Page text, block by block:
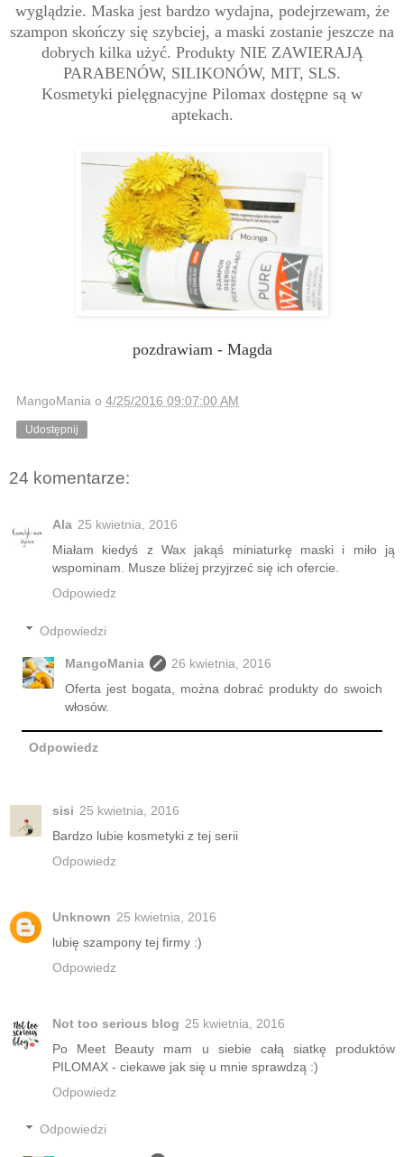
wyglądzie. Maska jest bardzo wydajna, podejrzewam, że
szampon skończy się szybciej, a maski zostanie jeszcze na
dobrych kilka użyć. Produkty NIE ZAWIERAJĄ
PARABENÓW, SILIKONÓW, MIT, SLS.
Kosmetyki pielęgnacyjne Pilomax dostępne są w
aptekach.
pozdrawiam - Magda
MangoMania o 4/25/2016 09:07:00 AM
Udostępnij
24 komentarze:
Ala 25 kwietnia, 2016
Miałam kiedyś z Wax jakąś miniaturkę maski i miło ją
wspominam. Musze bliżej przyjrzeć się ich ofercie.
Odpowiedz
Odpowiedzi
MangoMania
26 kwietnia, 2016
Oferta jest bogata, można dobrać produkty do swoich
włosów.
Odpowiedz
sisi 25 kwietnia, 2016
Bardzo lubie kosmetyki z tej serii
Odpowiedz
Unknown 25 kwietnia, 2016
lubię szampony tej firmy :)
Odpowiedz
Not too serious blog 25 kwietnia, 2016
Po Meet Beauty mam u siebie całą siatkę produktów
PILOMAX - ciekawe jak się u mnie sprawdzą :)
Odpowiedz
Odpowiedzi